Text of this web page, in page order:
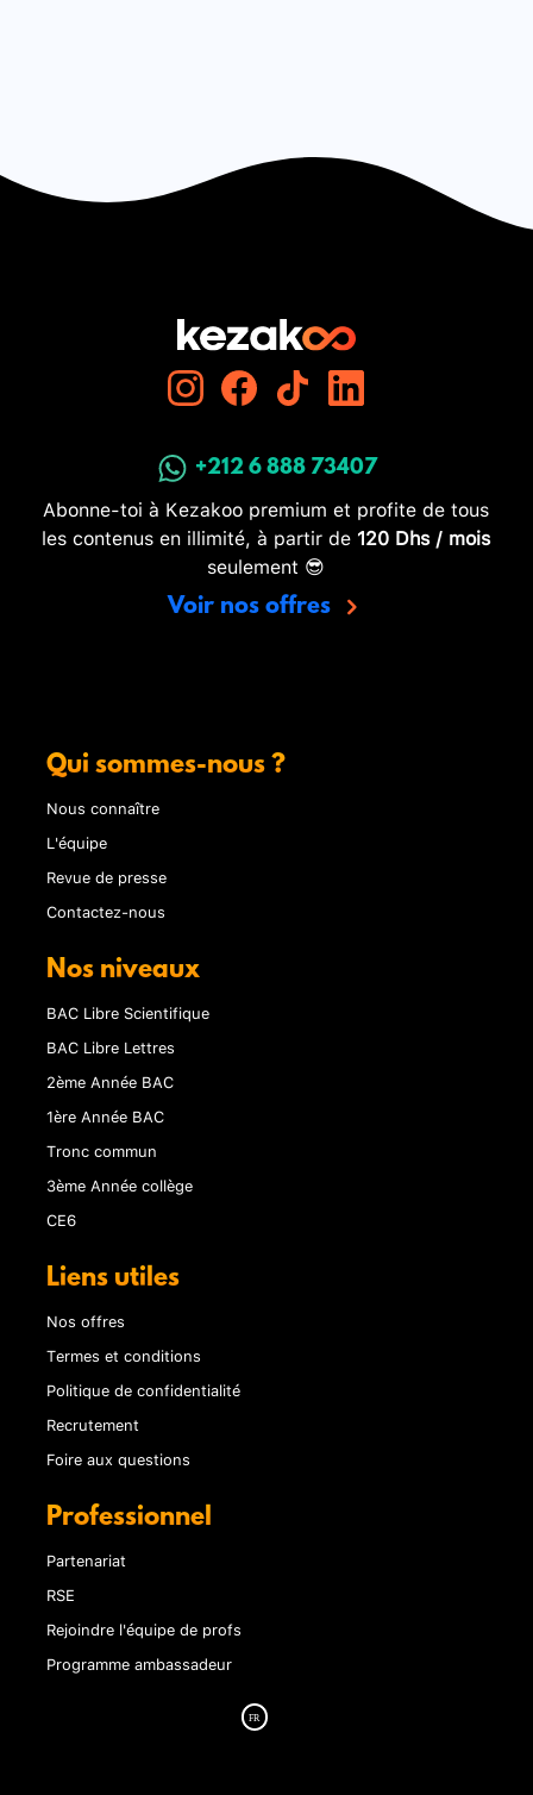
+212 6 888 73407
Abonne-toi à Kezakoo premium et profite de tous
les contenus en illimité, à partir de 120 Dhs / mois
seulement 😎
Voir nos offres
Qui sommes-nous ?
Nous connaître
L'équipe
Revue de presse
Contactez-nous
Nos niveaux
BAC Libre Scientifique
BAC Libre Lettres
2ème Année BAC
1ère Année BAC
Tronc commun
3ème Année collège
CE6
Liens utiles
Nos offres
Termes et conditions
Politique de confidentialité
Recrutement
Foire aux questions
Professionnel
Partenariat
RSE
Rejoindre l'équipe de profs
Programme ambassadeur